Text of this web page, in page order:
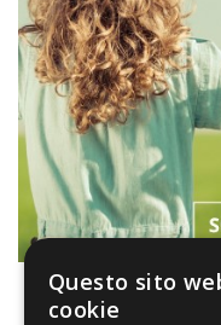
Questo sito
cookie